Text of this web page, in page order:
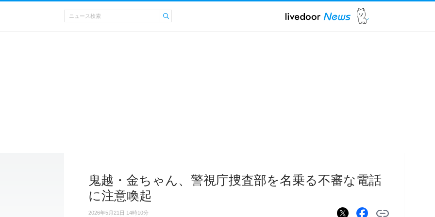
鬼越・金ちゃん、警視庁捜査部を名乗る不審な電話
に注意喚起
2026年5月21日 14時10分